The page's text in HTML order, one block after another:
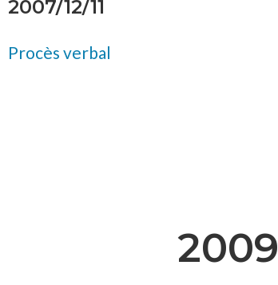
2007/12/11
Procès verbal
2009